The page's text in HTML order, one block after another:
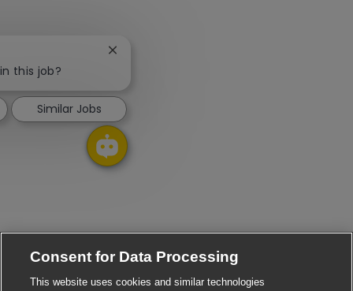
Consent for Data Processing
This website uses cookies and similar technologies
this job?
Close chatbot notification
Similar Jobs